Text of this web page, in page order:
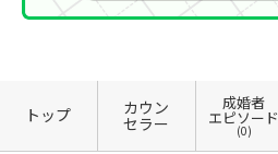
トップ カウン
セラー
成婚者
エピソード
(0)